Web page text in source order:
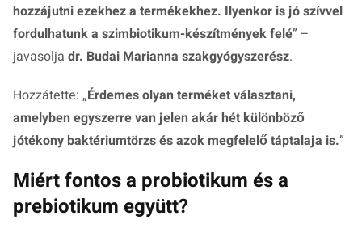
hozzájutni ezekhez a termékekhez. Ilyenkor is jó szívvel
fordulhatunk a szimbiotikum-készítmények felé” –
javasolja dr. Budai Marianna szakgyógyszerész.
Hozzátette: „Érdemes olyan terméket választani,
amelyben egyszerre van jelen akár hét különböző
jótékony baktériumtörzs és azok megfelelő táptalaja is.”
Miért fontos a probiotikum és a
prebiotikum együtt?